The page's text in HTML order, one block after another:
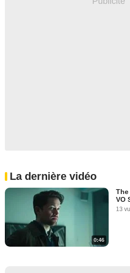
La dernière vidéo
0:46
The
VO
13